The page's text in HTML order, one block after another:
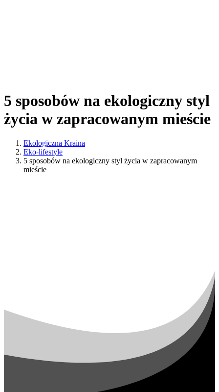
5 sposobów na ekologiczny styl
życia w zapracowanym mieście
Ekologiczna Kraina
Eko-lifestyle
5 sposobów na ekologiczny styl życia w zapracowanym
mieście